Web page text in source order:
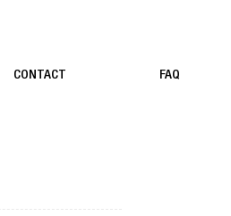
CONTACT FAQ